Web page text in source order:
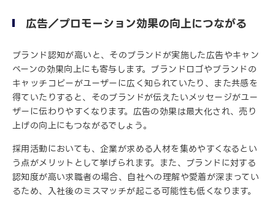
広告／プロモーション効果の向上につながる
ブランド認知が高いと、そのブランドが実施した広告やキャン
ペーンの効果向上にも寄与します。ブランドロゴやブランドの
キャッチコピーがユーザーに広く知られていたり、また共感を
得ていたりすると、そのブランドが伝えたいメッセージがユー
ザーに伝わりやすくなります。広告の効果は最大化され、売り
上げの向上にもつながるでしょう。
採用活動においても、企業が求める人材を集めやすくなるとい
う点がメリットとして挙げられます。また、ブランドに対する
認知度が高い求職者の場合、自社への理解や愛着が深まってい
るため、入社後のミスマッチが起こる可能性も低くなります。